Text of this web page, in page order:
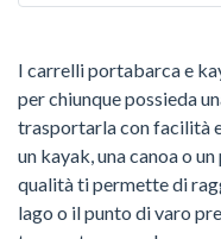
I carrelli portabarca e
per chiunque possieda
trasportarla con facilità
un kayak, una canoa o
qualità ti permette di
lago o il punto di varo